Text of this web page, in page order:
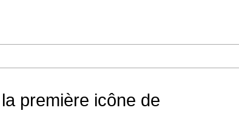
première icône de